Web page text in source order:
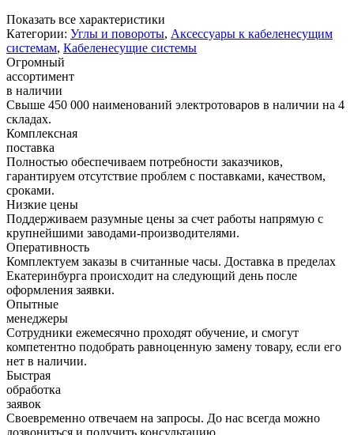
Показать все характеристики
Категории: Углы и повороты, Аксессуары к кабеленесущим
системам, Кабеленесущие системы
Огромный
ассортимент
в наличии
Свыше 450 000 наименований электротоваров в наличии на 4
складах.
Комплексная
поставка
Полностью обеспечиваем потребности заказчиков,
гарантируем отсутствие проблем с поставками, качеством,
сроками.
Низкие цены
Поддерживаем разумные цены за счет работы напрямую с
крупнейшими заводами-производителями.
Оперативность
Комплектуем заказы в считанные часы. Доставка в пределах
Екатеринбурга происходит на следующий день после
оформления заявки.
Опытные
менеджеры
Сотрудники ежемесячно проходят обучение, и смогут
компетентно подобрать равноценную замену товару, если его
нет в наличии.
Быстрая
обработка
заявок
Своевременно отвечаем на запросы. До нас всегда можно
дозвониться и получить консультацию.